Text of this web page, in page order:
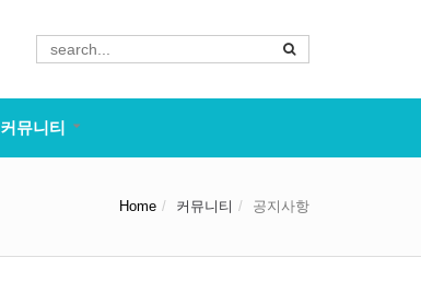
커뮤니티
Home 커뮤니티 공지사항